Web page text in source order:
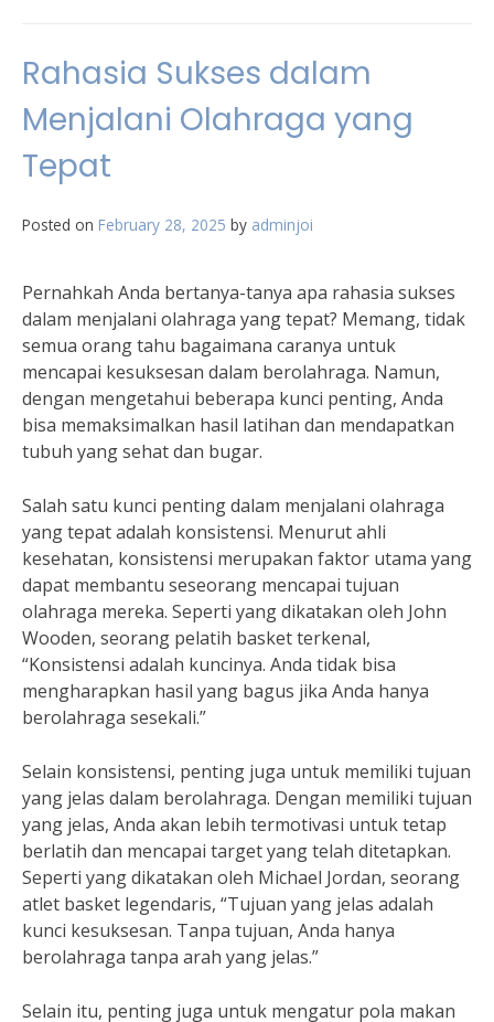
Rahasia Sukses dalam
Menjalani Olahraga yang
Tepat
Posted on February 28, 2025 by adminjoi
Pernahkah Anda bertanya-tanya apa rahasia sukses
dalam menjalani olahraga yang tepat? Memang, tidak
semua orang tahu bagaimana caranya untuk
mencapai kesuksesan dalam berolahraga. Namun,
dengan mengetahui beberapa kunci penting, Anda
bisa memaksimalkan hasil latihan dan mendapatkan
tubuh yang sehat dan bugar.
Salah satu kunci penting dalam menjalani olahraga
yang tepat adalah konsistensi. Menurut ahli
kesehatan, konsistensi merupakan faktor utama yang
dapat membantu seseorang mencapai tujuan
olahraga mereka. Seperti yang dikatakan oleh John
Wooden, seorang pelatih basket terkenal,
“Konsistensi adalah kuncinya. Anda tidak bisa
mengharapkan hasil yang bagus jika Anda hanya
berolahraga sesekali.”
Selain konsistensi, penting juga untuk memiliki tujuan
yang jelas dalam berolahraga. Dengan memiliki tujuan
yang jelas, Anda akan lebih termotivasi untuk tetap
berlatih dan mencapai target yang telah ditetapkan.
Seperti yang dikatakan oleh Michael Jordan, seorang
atlet basket legendaris, “Tujuan yang jelas adalah
kunci kesuksesan. Tanpa tujuan, Anda hanya
berolahraga tanpa arah yang jelas.”
Selain itu, penting juga untuk mengatur pola makan